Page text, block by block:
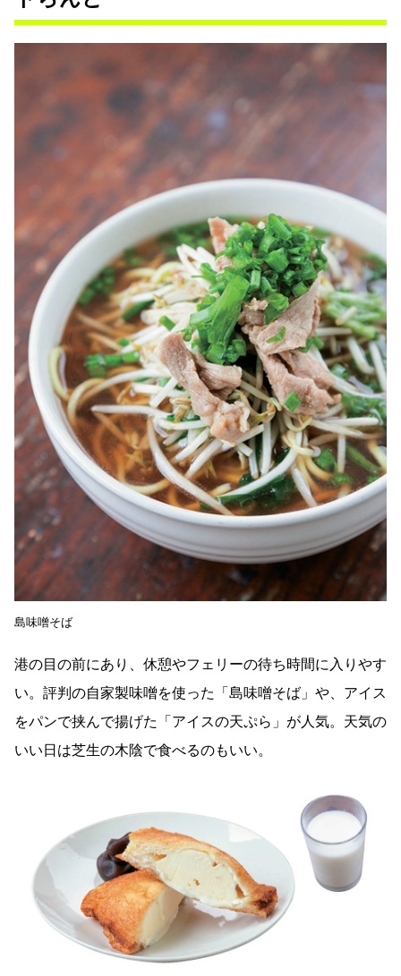
島味噌そば
港の目の前にあり、休憩やフェリーの待ち時間に入りやす
い。評判の自家製味噌を使った「島味噌そば」や、アイス
をパンで挟んで揚げた「アイスの天ぷら」が人気。天気の
いい日は芝生の木陰で食べるのもいい。